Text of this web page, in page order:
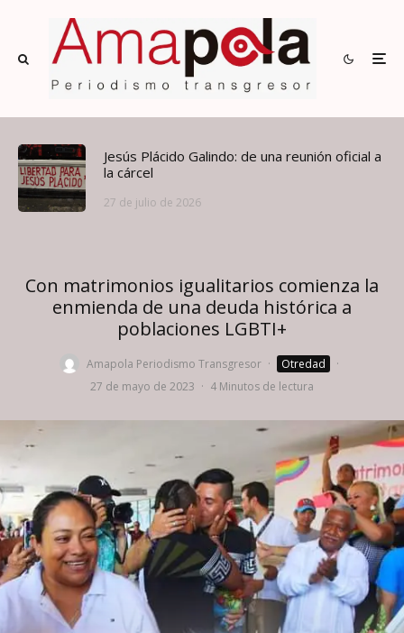
Jesús Plácido Galindo: de una reunión oficial a
la cárcel
27 de julio de 2026
Con matrimonios igualitarios comienza la
enmienda de una deuda histórica a
poblaciones LGBTI+
Amapola Periodismo Transgresor · Otredad
·
27 de mayo de 2023 · 4 Minutos de lectura